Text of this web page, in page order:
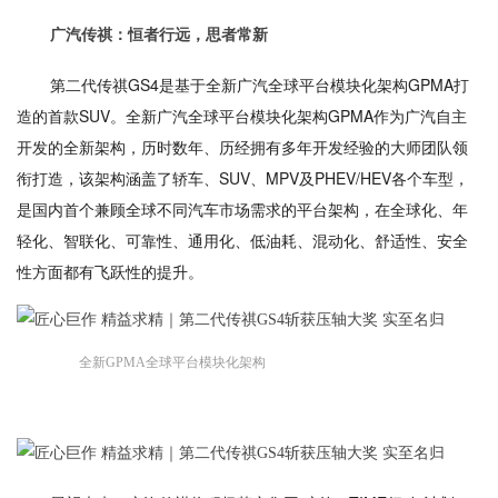
广汽传祺：恒者行远，思者常新
第二代传祺GS4是基于全新广汽全球平台模块化架构GPMA打
造的首款SUV。全新广汽全球平台模块化架构GPMA作为广汽自主
开发的全新架构，历时数年、历经拥有多年开发经验的大师团队领
衔打造，该架构涵盖了轿车、SUV、MPV及PHEV/HEV各个车型，
是国内首个兼顾全球不同汽车市场需求的平台架构，在全球化、年
轻化、智联化、可靠性、通用化、低油耗、混动化、舒适性、安全
性方面都有飞跃性的提升。
全新GPMA全球平台模块化架构